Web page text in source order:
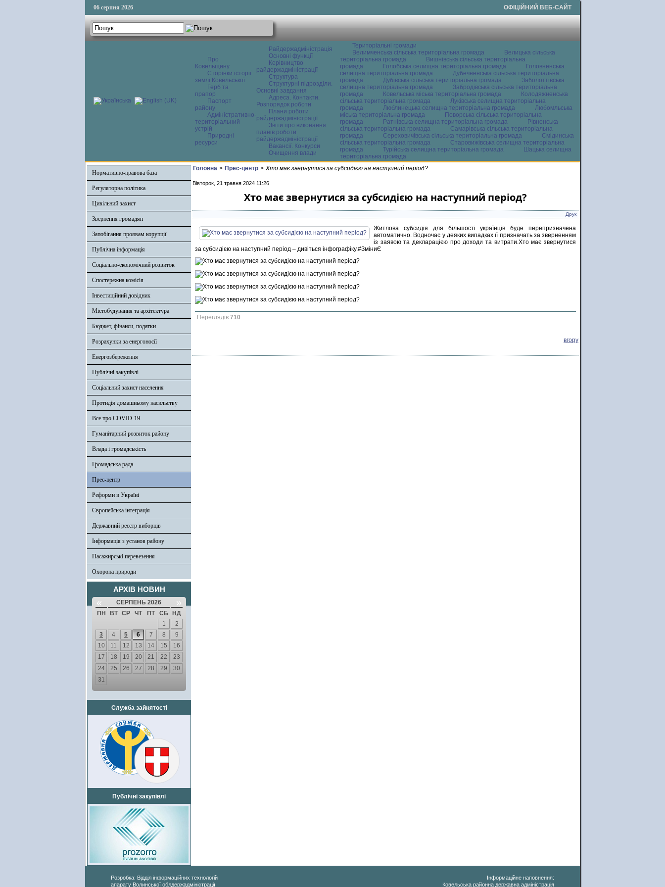
06 серпня 2026 ОФІЦІЙНИЙ ВЕБ-САЙТ
Про
Ковельщину
Сторінки історії
землі Ковельської
Герб та
прапор
Паспорт
району
Адміністративно-
територіальний
устрій
Природні
ресурси
Райдержадміністрація
Основні функції
Керівництво
райдержадміністрації
Структура
Структурні підрозділи.
Основні завдання
Адреса. Контакти.
Розпорядок роботи
Плани роботи
райдержадміністрації
Звіти про виконання
планів роботи
райдержадміністрації
Вакансії. Конкурси
Очищення влади
Територіальні громади
Велимченська сільська територіальна громада
Велицька сільська
територіальна громада
Вишнівська сільська територіальна
громада
Голобська селищна територіальна громада
Головненська
селищна територіальна громада
Дубечненська сільська територіальна
громада
Дубівська сільська територіальна громада
Заболоттівська
селищна територіальна громада
Забродівська сільська територіальна
громада
Ковельська міська територіальна громада
Колодяжненська
сільська територіальна громада
Луківська селищна територіальна
громада
Люблинецька селищна територіальна громада
Любомльська
міська територіальна громада
Поворська сільська територіальна
громада
Ратнівська селищна територіальна громада
Рівненська
сільська територіальна громада
Самарівська сільська територіальна
громада
Сереховичівська сільська територіальна громада
Смідинська
сільська територіальна громада
Старовижівська селищна територіальна
громада
Турійська селищна територіальна громада
Шацька селищна
територіальна громада
Нормативно-правова база
Регуляторна політика
Цивільний захист
Звернення громадян
Запобігання проявам корупції
Публічна інформація
Соціально-економічний розвиток
Спостережна комісія
Інвестиційний довідник
Містобудування та архітектура
Бюджет, фінанси, податки
Розрахунки за енергоносії
Енергозбереження
Публічні закупівлі
Соціальний захист населення
Протидія домашньому насильству
Все про COVID-19
Гуманітарний розвиток району
Влада і громадськість
Громадська рада
Прес-центр
Реформи в Україні
Європейська інтеграція
Державний реєстр виборців
Інформація з установ району
Пасажирські перевезення
Охорона природи
АРХІВ НОВИН
« СЕРПЕНЬ 2026 »
ПН ВТ СР ЧТ ПТ СБ
НД
1
2
3
4 5 6 7 8
9
10
11 12 13 14 15
16
17
18 19 20 21 22
23
24
25 26 27 28 29
30
31
Служба зайнятості
Публічні закупівлі
Головна > Прес-центр > Хто має звернутися за субсидією на наступний період?
Вівторок, 21 травня 2024 11:26
Хто має звернутися за субсидією на наступний період?
Друк
Житлова субсидія для більшості українців буде перепризначена
автоматично. Водночас у деяких випадках її призначать за зверненням
із заявою та декларацією про доходи та витрати.Хто має звернутися
за субсидією на наступний період – дивіться інфографіку.#ЗміниЄ
Переглядів 710
вгору
Розробка: Відділ інформаційних технологій
апарату Волинської облдержадміністрації
Інформаційне наповнення:
Ковельська районна державна адміністрація